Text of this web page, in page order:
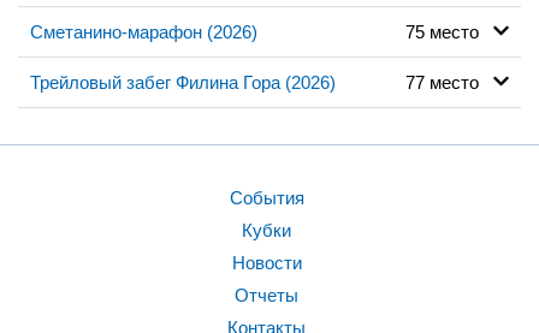
Сметанино-марафон (2026) 75 место
Трейловый забег Филина Гора (2026) 77 место
События
Кубки
Новости
Отчеты
Контакты